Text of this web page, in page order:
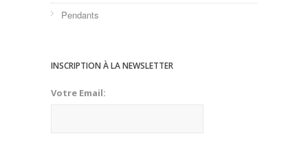
Pendants
INSCRIPTION À LA NEWSLETTER
Votre Email: